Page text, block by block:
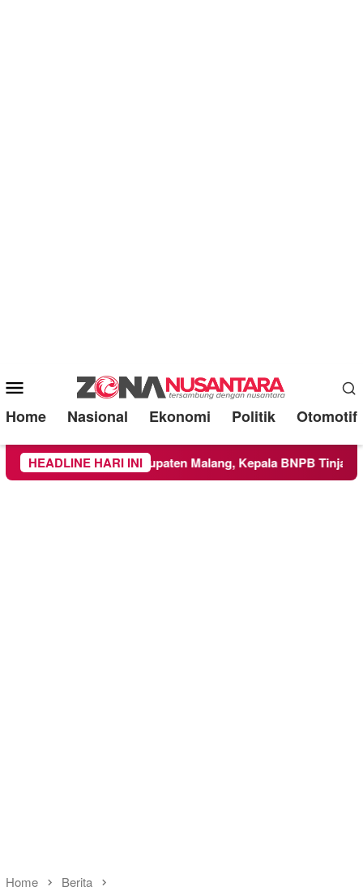
Mobile
Menu
Home Nasional Ekonomi Politik Otomotif
HEADLINE HARI INI
Kabupaten Malang, Kepala BNPB Tinjau Langsung
Home Berita